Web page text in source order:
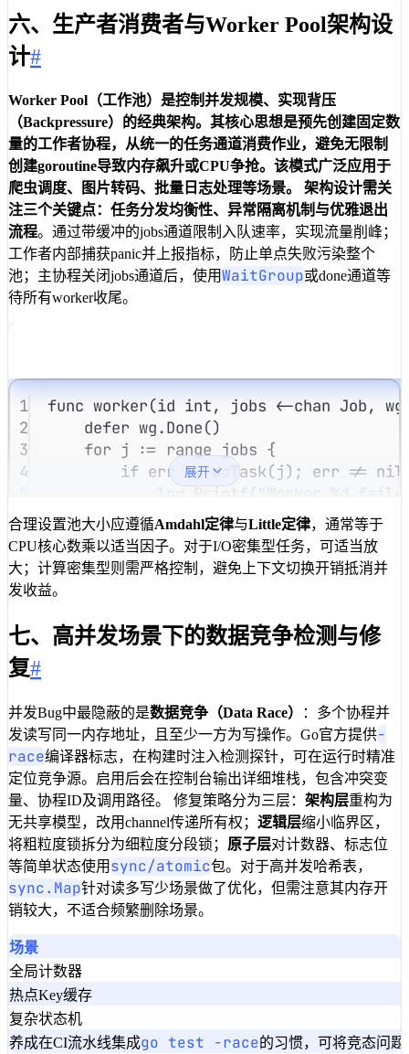
六、生产者消费者与Worker Pool架构设
计#
Worker Pool（工作池） 是控制并发规模、实现背压
（Backpressure）的经典架构。其核心思想是预先创建固定数
量的工作者协程，从统一的任务通道消费作业，避免无限制
创建goroutine导致内存飙升或CPU争抢。该模式广泛应用于
爬虫调度、图片转码、批量日志处理等场景。 架构设计需关
注三个关键点： 任务分发均衡性、 异常隔离机制 与优雅退出
流程。通过带缓冲的jobs通道限制入队速率，实现流量削峰；
工作者内部捕获panic并上报指标，防止单点失败污染整个
池；主协程关闭jobs通道后，使用WaitGroup或done通道等
待所有worker收尾。
1 func worker(id int, jobs <-chan Job, wg
2
defer wg.Done()
3
for j := range jobs {
4
if err := doTask(j); err != nil
log.Printf ( "Worker %d
6
}
7
}
8
}
9
func newPool(numWorkers int, jobLimit
10
11
var wg sync.WaitGroup
12
for i := 0 ; i < numWorkers; i++ {
13
15
}
16
return &Pool{Jobs: jobs , Done: make
17
}
展开
合理设置池大小应遵循Amdahl定律与Little定律，通常等于
CPU核心数乘以适当因子。对于I/O密集型任务，可适当放
大；计算密集型则需严格控制，避免上下文切换开销抵消并
发收益。
七、高并发场景下的数据竞争检测与修
复#
并发Bug中最隐蔽的是数据竞争（Data Race）
：多个协程并
发读写同一内存地址，且至少一方为写操作。Go官方提供-
race编译器标志，在构建时注入检测探针，可在运行时精准
定位竞争源。启用后会在控制台输出详细堆栈，包含冲突变
量、协程ID及调用路径。 修复策略分为三层： 架构层重构为
无共享模型，改用channel传递所有权； 逻辑层缩小临界区，
将粗粒度锁拆分为细粒度分段锁； 原子层对计数器、标志位
等简单状态使用 sync/atomic包。对于高并发哈希表，
sync.Map针对读多写少场景做了优化，但需注意其内存开
销较大，不适合频繁删除场景。
场景
全局计数器
热点Key缓存
复杂状态机
养成在CI流水线集成go test -race的习惯，可将竞态问